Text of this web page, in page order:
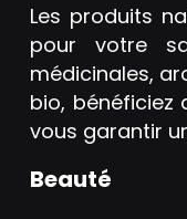
Les produits
pour votre
médicinales,
bio, bénéficiez
vous garantir
Beauté